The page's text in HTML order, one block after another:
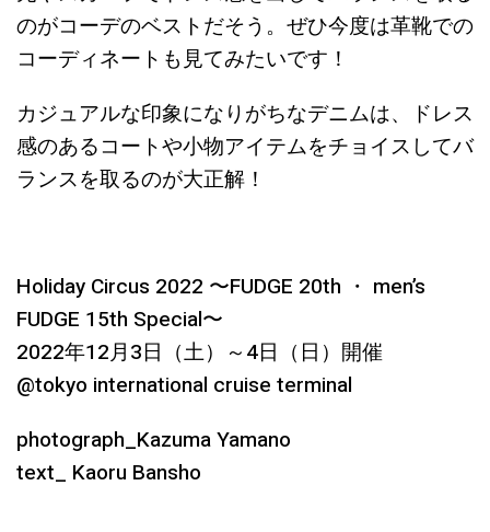
のがコーデのベストだそう。ぜひ今度は革靴での
コーディネートも見てみたいです！
カジュアルな印象になりがちなデニムは、ドレス
感のあるコートや小物アイテムをチョイスしてバ
ランスを取るのが大正解！
Holiday Circus 2022 〜FUDGE 20th ・ men’s
FUDGE 15th Special〜
2022年12月3日（土）～4日（日）開催
@tokyo international cruise terminal
photograph_Kazuma Yamano
text_ Kaoru Bansho